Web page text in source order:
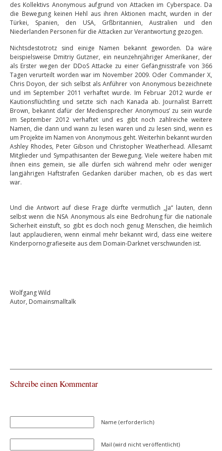
des Kollektivs Anonymous aufgrund von Attacken im Cyberspace. Da
die Bewegung keinen Hehl aus ihren Aktionen macht, wurden in der
Türkei, Spanien, den USA, Grßbritannien, Australien und den
Niederlanden Personen für die Attacken zur Verantwortung gezogen.
Nichtsdestotrotz sind einige Namen bekannt geworden. Da wäre
beispielsweise Dmitriy Gutzner, ein neunzehnjähriger Amerikaner, der
als Erster wegen der DDoS Attacke zu einer Gefängnisstrafe von 366
Tagen verurteilt worden war im November 2009. Oder Commander X,
Chris Doyon, der sich selbst als Anführer von Anonymous bezeichnete
und im September 2011 verhaftet wurde. Im Februar 2012 wurde er
Kautionsflüchtling und setzte sich nach Kanada ab. Journalist Barrett
Brown, bekannt dafür der Mediensprecher Anonymous’ zu sein wurde
im September 2012 verhaftet und es gibt noch zahlreiche weitere
Namen, die dann und wann zu lesen waren und zu lesen sind, wenn es
um Projekte im Namen von Anonymous geht. Weiterhin bekannt wurden
Ashley Rhodes, Peter Gibson und Christopher Weatherhead. Allesamt
Mitglieder und Sympathisanten der Bewegung. Viele weitere haben mit
ihnen eins gemein, sie alle dürfen sich während mehr oder weniger
langjährigen Haftstrafen Gedanken darüber machen, ob es das wert
war.
Und die Antwort auf diese Frage dürfte vermutlich „Ja“ lauten, denn
selbst wenn die NSA Anonymous als eine Bedrohung für die nationale
Sicherheit einstuft, so gibt es doch noch genug Menschen, die heimlich
laut applaudieren, wenn einmal mehr bekannt wird, dass eine weitere
Kinderpornografieseite aus dem Domain-Darknet verschwunden ist.
Wolfgang Wild
Autor, Domainsmalltalk
Schreibe einen Kommentar
Name (erforderlich)
Mail (wird nicht veröffentlicht)